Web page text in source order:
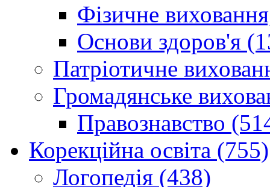
Фізичне
Основи здоров'я
Патріотичне
Громадянське
Правознавство
Корекційна освіта (755)
Логопедія (438)